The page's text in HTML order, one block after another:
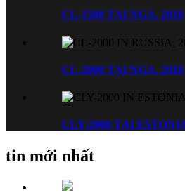
CL-1500 TẠI NGA, 2018
CL-2000 TẠI NGA, 2018
CLY-2000 TẠI
tin mới nhất